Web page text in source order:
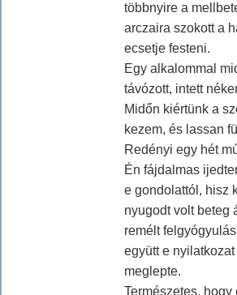
többnyire a
arczaira szokott a
ecsetje festeni.
Egy alkalommal
távózott, intett
Midőn kiértünk a
kezem, és lassan
Redényi egy hét
Én fájdalmas
e gondolattól, hisz
nyugodt volt beteg
remélt
együtt e
meglepte.
Természetes,